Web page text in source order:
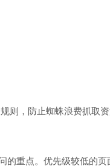
则，防止蜘蛛浪费抓取资
的重点。优先级较低的